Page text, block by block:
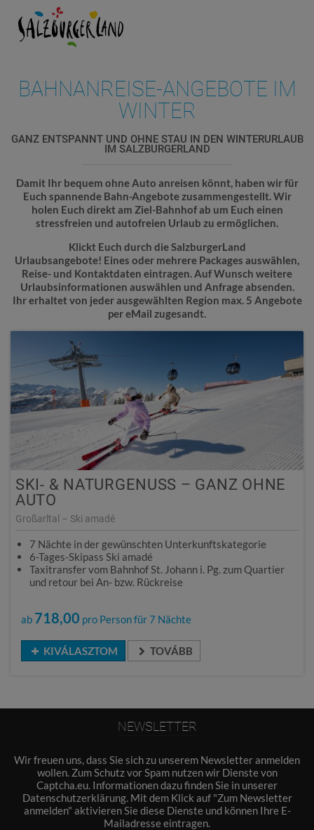
BAHNANREISE-ANGEBOTE IM
WINTER
GANZ ENTSPANNT UND OHNE STAU IN DEN WINTERURLAUB
IM SALZBURGERLAND
Damit Ihr bequem ohne Auto anreisen könnt, haben wir für
Euch spannende Bahn-Angebote zusammengestellt. Wir
holen Euch direkt am Ziel-Bahnhof ab um Euch einen
stressfreien und autofreien Urlaub zu ermöglichen.
Klickt Euch durch die SalzburgerLand
Urlaubsangebote! Eines oder mehrere Packages auswählen,
Reise- und Kontaktdaten eintragen. Auf Wunsch weitere
Urlaubsinformationen auswählen und Anfrage absenden.
Ihr erhaltet von jeder ausgewählten Region max. 5 Angebote
per eMail zugesandt.
SKI- & NATURGENUSS – GANZ OHNE
AUTO
Großarltal – Ski amadé
7 Nächte in der gewünschten Unterkunftskategorie
6-Tages-Skipass Ski amadé
Taxitransfer vom Bahnhof St. Johann i. Pg. zum Quartier
und retour bei An- bzw. Rückreise
ab 718,00 pro Person für 7 Nächte
KIVÁLASZTOM TOVÁBB
NEWSLETTER
Wir freuen uns, dass Sie sich zu unserem Newsletter anmelden
wollen. Zum Schutz vor Spam nutzen wir Dienste von
Captcha.eu. Informationen dazu finden Sie in unserer
Datenschutzerklärung. Mit dem Klick auf "Zum Newsletter
anmelden" aktivieren Sie diese Dienste und können Ihre E-
Mailadresse eintragen.